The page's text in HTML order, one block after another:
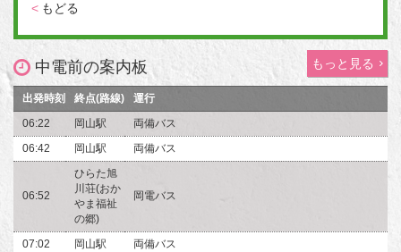
< もどる
中電前の案内板 もっと見る
出発時刻 終点(路線)
運行
06:22
岡山駅
両備バス
06:42
岡山駅 両備バス
06:52
ひらた旭
川荘(おか
やま福祉
の郷)
岡電バス
07:02 岡山駅
両備バス